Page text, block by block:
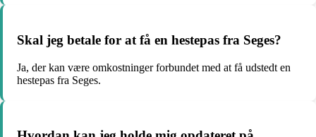
Skal jeg betale for at få en hestepas fra Seges?
Ja, der kan være omkostninger forbundet med at få udstedt en
hestepas fra Seges.